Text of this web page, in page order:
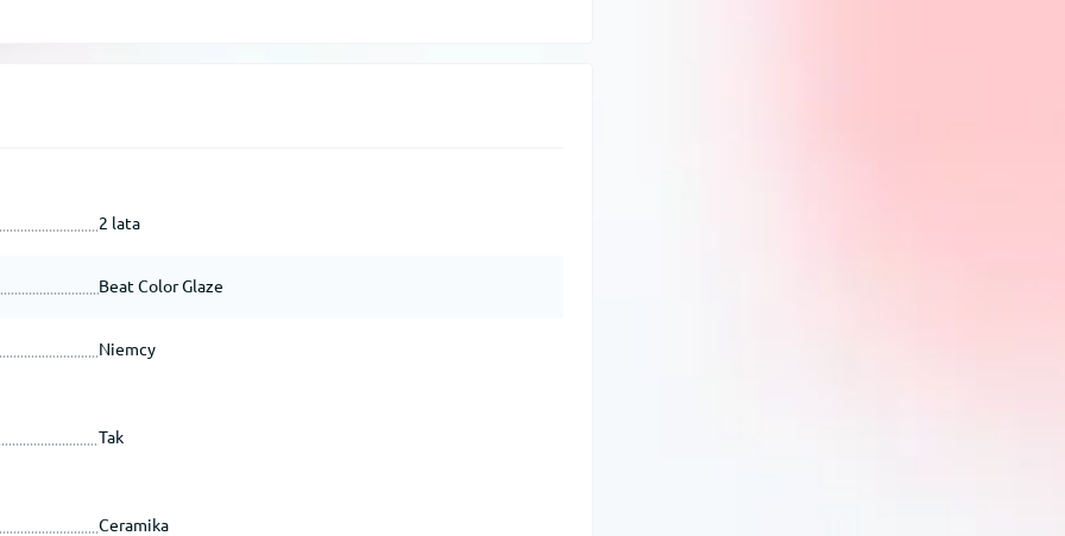
2 lata
Beat Color Glaze
Niemcy
Tak
Ceramika